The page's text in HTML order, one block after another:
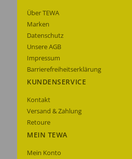
Über TEWA
Marken
Datenschutz
Unsere AGB
Impressum
Barrierefreiheitserklärung
KUNDENSERVICE
Kontakt
Versand & Zahlung
Retoure
MEIN TEWA
Mein Konto